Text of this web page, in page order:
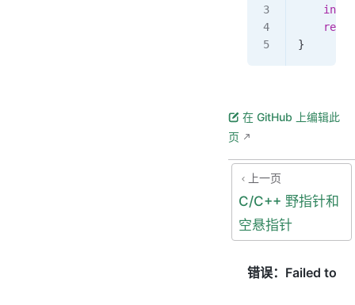
    int
}
在 GitHub 上编辑此
页
上一页
C/C++ 野指针和
空悬指针